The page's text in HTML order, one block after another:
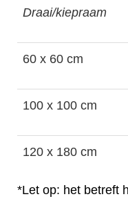
Draai/kiepraam
60 x 60 cm
100 x 100 cm
120 x 180 cm
*Let op: het betreft